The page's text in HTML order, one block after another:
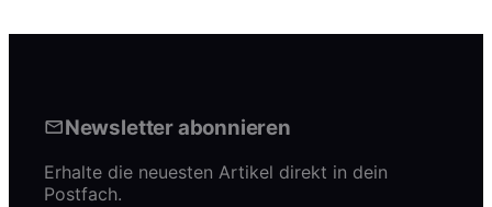
Newsletter abonnieren
Erhalte die neuesten Artikel direkt in dein
Postfach.